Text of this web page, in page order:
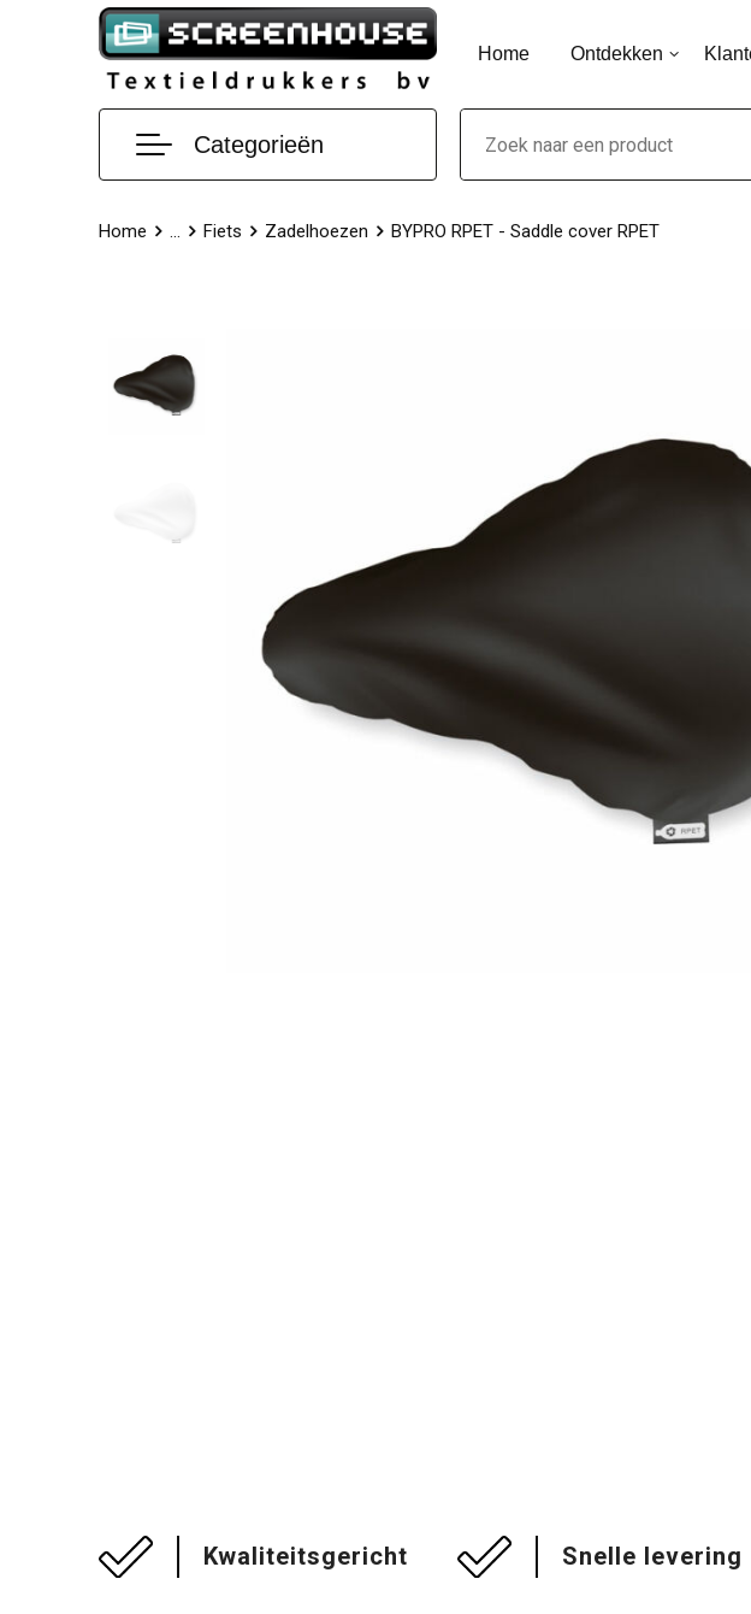
Home Ontdekken
Categorieën
Home ... Fiets Zadelhoezen BYPRO RPET - Saddle cover RPET
Kwaliteitsgericht Snelle levering